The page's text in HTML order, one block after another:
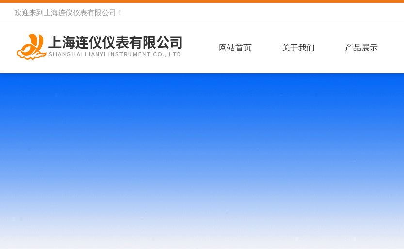
欢迎来到 上海连仪仪表有限公司 ！
网站首页 关于我们 产品展示